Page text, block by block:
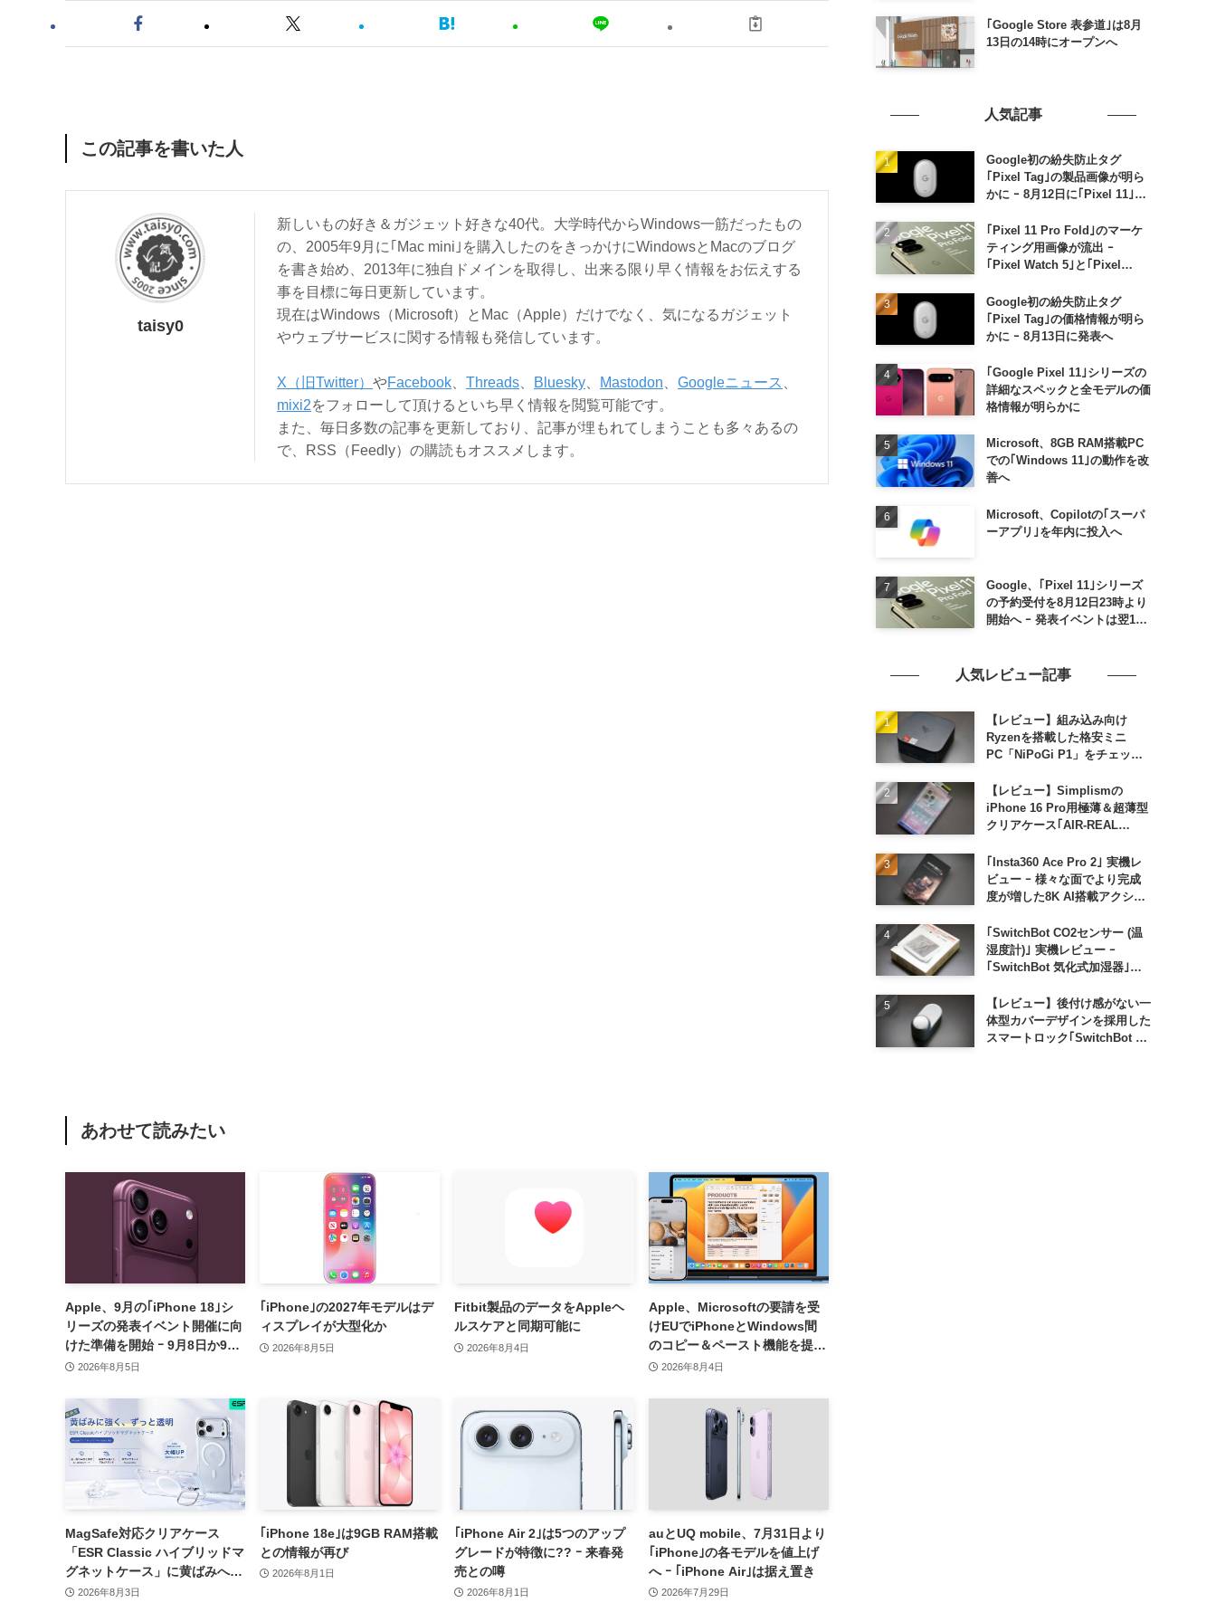
この記事を書いた人
taisy0
新しいもの好き＆ガジェット好きな40代。大学時代からWindows一筋だったもの
の、2005年9月に｢Mac mini｣を購入したのをきっかけにWindowsとMacのブログ
を書き始め、2013年に独自ドメインを取得し、出来る限り早く情報をお伝えする
事を目標に毎日更新しています。
現在はWindows（Microsoft）とMac（Apple）だけでなく、気になるガジェット
やウェブサービスに関する情報も発信しています。
X（旧Twitter） やFacebook Threads Bluesky Mastodon Googleニュース
mixi2をフォローして頂けるといち早く情報を閲覧可能です。
また、毎日多数の記事を更新しており、記事が埋もれてしまうことも多々あるの
で、RSS（Feedly）の購読もオススメします。
あわせて読みたい
Apple、9月の｢iPhone 18｣シ
リーズの発表イベント開催に向
けた準備を開始 ｰ 9月8日か9月
9日に開催見込み
2026年8月5日
｢iPhone｣の2027年モデルはデ
ィスプレイが大型化か
2026年8月5日
Fitbit製品のデータをAppleヘ
ルスケアと同期可能に
2026年8月4日
Apple、Microsoftの要請を受
けEUでiPhoneとWindows間
のコピー＆ペースト機能を提供
へ 2026年8月4日
MagSafe対応クリアケース
「ESR Classic ハイブリッドマ
グネットケース」に黄ばみへの
耐久性を向上させた改良版が登
2026年8月3日
｢iPhone 18e｣は9GB RAM搭載
との情報が再び
2026年8月1日
｢iPhone Air 2｣は5つのアップ
グレードが特徴に?? ｰ 来春発
売との噂
2026年8月1日
auとUQ mobile、7月31日より
｢iPhone｣の各モデルを値上げ
へ ｰ ｢iPhone Air｣は据え置き
2026年7月29日
｢Google Store 表参道｣は8月
13日の14時にオープンへ
人気記事
Google初の紛失防止タグ
｢Pixel Tag｣の製品画像が明ら
かに ｰ 8月12日に｢Pixel 11｣な
｢Pixel 11 Pro Fold｣のマーケ
ティング用画像が流出 ｰ
｢Pixel Watch 5｣と｢Pixel
も
Google初の紛失防止タグ
｢Pixel Tag｣の価格情報が明ら
かに ｰ 8月13日に発表へ
｢Google Pixel 11｣シリーズの
詳細なスペックと全モデルの価
格情報が明らかに
Microsoft、8GB RAM搭載PC
での｢Windows 11｣の動作を改
善へ
Microsoft、Copilotの｢スーパ
ーアプリ｣を年内に投入へ
Google、｢Pixel 11｣シリーズ
の予約受付を8月12日23時より
開始へ ｰ 発表イベントは翌13
人気レビュー記事
【レビュー】組み込み向け
Ryzenを搭載した格安ミニ
PC「NiPoGi P1」をチェック
高性能
【レビュー】Simplismの
iPhone 16 Pro用極薄＆超薄型
クリアケース｢AIR-REAL
｢Insta360 Ace Pro 2｣ 実機レ
ビュー ｰ 様々な面でより完成
度が増した8K AI搭載アクショ
｢SwitchBot CO2センサー (温
湿度計)｣ 実機レビュー ｰ
｢SwitchBot 気化式加湿器｣と
便利
【レビュー】後付け感がない一
体型カバーデザインを採用した
スマートロック｢SwitchBot ロ